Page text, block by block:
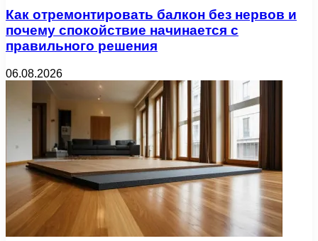
Как отремонтировать балкон без нервов и
почему спокойствие начинается с
правильного решения
06.08.2026